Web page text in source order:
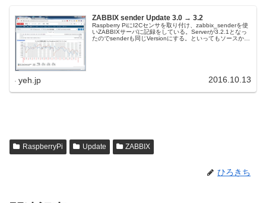
ZABBIX sender Update 3.0 → 3.2
Raspberry PiにI2Cセンサを取り付け、zabbix_senderを使
いZABBIXサーバに記録をしている。Serverが3.2.1となっ
たのでsenderも同じVersionにする。といってもソースから
yeh.jp 2016.10.13
RaspberryPi Update ZABBIX
ひろきち